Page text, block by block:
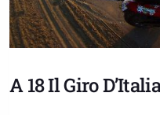
A 18 Il Giro